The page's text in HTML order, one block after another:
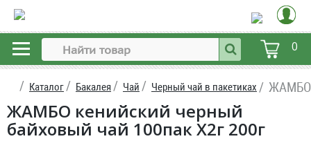
0
Каталог Бакалея Чай Черный чай в пакетиках ЖАМБО
ЖАМБО кенийский черный
байховый чай 100пак X2г 200г